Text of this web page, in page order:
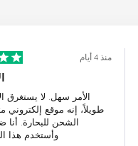
منذ 4 أيام
الأمر سهل. لا يستغرق
طويلاً، إنه موقع إلكتروني
الشحن للبحارة. أنا
وأستخدم هذا